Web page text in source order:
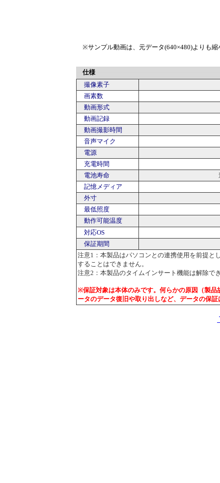
※サンプル動画は、元データ(640×480)よりも縮
仕様
撮像素子
画素数
動画形式
動画記録
動画撮影時間
音声マイク
電源
充電時間
電池寿命
記憶メディア
外寸
最低照度
動作可能温度
対応OS
保証期間
注意1：本製品はパソコンとの連携使用を前提と
することはできません。
注意2：本製品のタイムインサート機能は解除で
※保証対象は本体のみです。何らかの原因（製
ータのデータ復旧や取り出しなど、データの保